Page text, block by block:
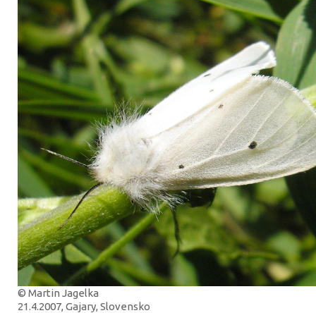
© Martin Jagelka
21.4.2007, Gajary, Slovensko